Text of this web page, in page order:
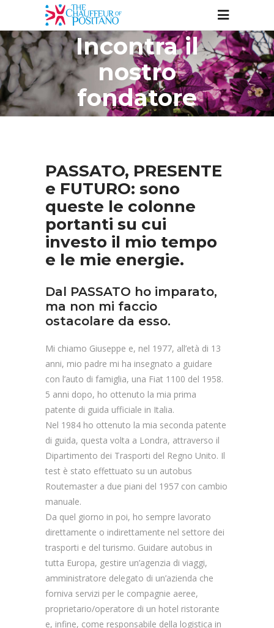
Incontra il
nostro
fondatore
PASSATO, PRESENTE
e FUTURO: sono
queste le colonne
portanti su cui
investo il mio tempo
e le mie energie.
Dal PASSATO ho imparato,
ma non mi faccio
ostacolare da esso.
Mi chiamo Giuseppe e, nel 1977, all’età di 13
anni, mio padre mi ha insegnato a guidare
con l’auto di famiglia, una Fiat 1100 del 1958.
5 anni dopo, ho ottenuto la mia prima
patente di guida ufficiale in Italia.
Nel 1984 ho ottenuto la mia seconda patente
di guida, questa volta a Londra, attraverso il
Dipartimento dei Trasporti del Regno Unito. Il
test è stato effettuato su un autobus
Routemaster a due piani del 1957 con cambio
manuale.
Da quel giorno in poi, ho sempre lavorato
direttamente o indirettamente nel settore dei
trasporti e del turismo. Guidare autobus in
tutta Europa, gestire un’agenzia di viaggi,
amministratore delegato di un’azienda che
forniva servizi per le compagnie aeree,
proprietario/operatore di un hotel ristorante
e, infine, come responsabile della logistica in